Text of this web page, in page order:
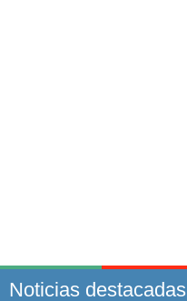
Noticias destacadas